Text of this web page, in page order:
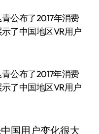
了中国地区VR用户
公布了2017年消费
了中国地区VR用户